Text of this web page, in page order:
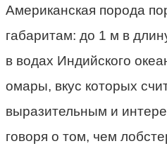
Американская порода
габаритам: до 1 м в
в водах Индийского
омары, вкус которых
выразительным и
говоря о том, чем